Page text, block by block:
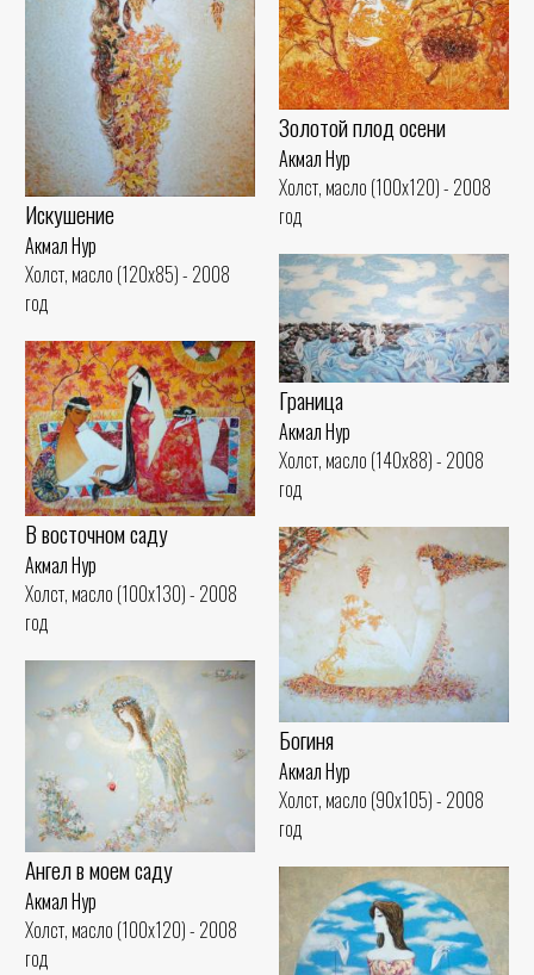
Искушение
Акмал Нур
Холст, масло (120x85) - 2008
год
Золотой плод осени
Акмал Нур
Холст, масло (100x120) - 2008
год
Граница
Акмал Нур
Холст, масло (140x88) - 2008
год
В восточном саду
Акмал Нур
Холст, масло (100x130) - 2008
год
Богиня
Акмал Нур
Холст, масло (90x105) - 2008
год
Ангел в моем саду
Акмал Нур
Холст, масло (100x120) - 2008
год